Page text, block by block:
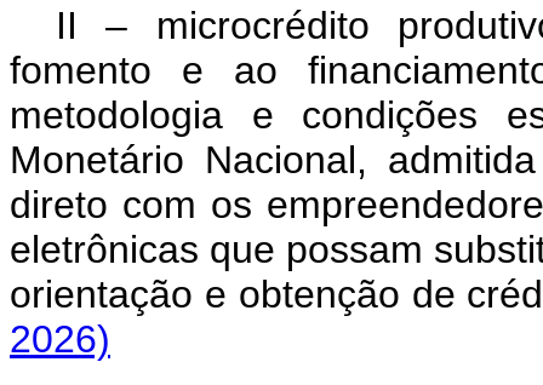
II – microcrédito
fomento e ao
metodologia e condições
Monetário Nacional,
direto com os
eletrônicas que possam
orientação e obtenção de
2026)